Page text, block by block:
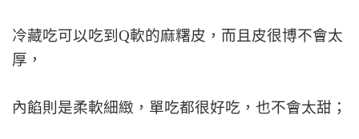
冷藏吃可以吃到Q軟的麻糬皮，而且皮很博不會太
厚，
內餡則是柔軟細緻，單吃都很好吃，也不會太甜；